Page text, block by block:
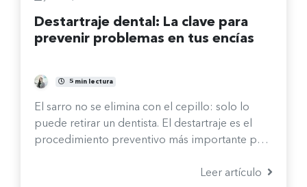
Destartraje dental: La clave para
prevenir problemas en tus encías
Fernanda Burgos Sepúlveda
5 min lectura
El sarro no se elimina con el cepillo: solo lo
puede retirar un dentista. El destartraje es el
procedimiento preventivo más importante para
Leer artículo